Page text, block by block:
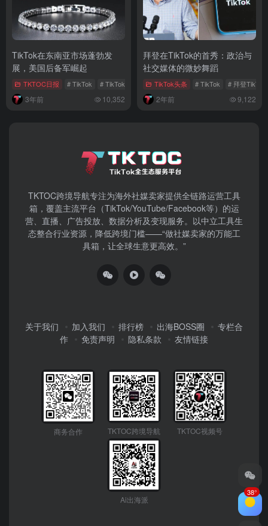
TikTok在东南亚市场蓬勃发
展，美国后备军崛起
TKTOC日报 # TikTok # TikTok泰国市场 # TikTok数字化
3年前 10,352
拜登在TikTok的首秀：政治与
社交媒体的微妙舞蹈
TikTok头条 # TikTok # 拜登TikTok
2年前 9,122
TKTOC跨境导航​专注为海外社媒卖家提供全链路运营工具
箱，覆盖主流平台（TikTok/YouTube/Facebook等）​的运
营、直播、广告投放、数据分析及变现服务。以中立工具生
态整合行业资源，降低跨境门槛——“做社媒卖家的万能工
具箱，让全球生意更高效。”
关于我们 加入我们 排行榜 出海BOSS圈
专栏合
作
免责声明 隐私条款 友情链接
商务合作 TKTOC跨境导航 TKTOC视频号
Ai出海派
38°